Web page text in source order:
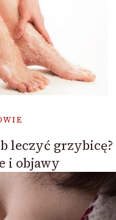
leczyć grzybicę?
i objawy